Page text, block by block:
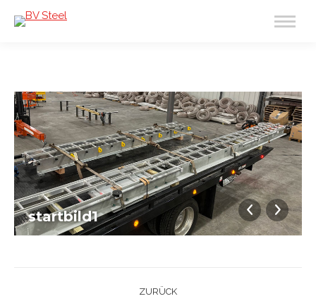
startbild1
ZURÜCK